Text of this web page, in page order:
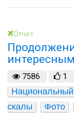
Отчет
7586 1
Национальный
скалы
Фото